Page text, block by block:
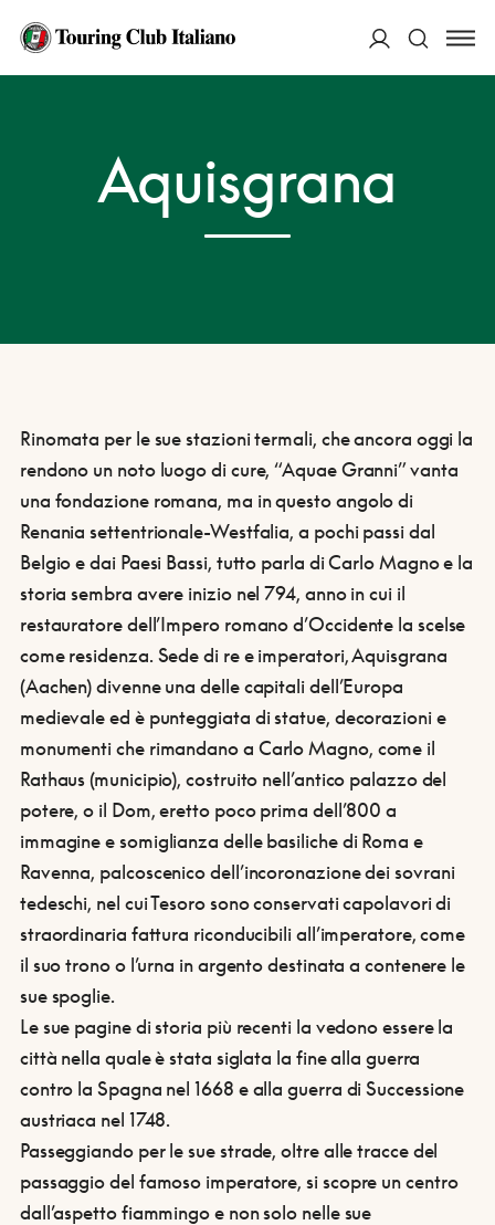
HOME
Aquisgrana
Rinomata per le sue stazioni termali, che ancora oggi la
rendono un noto luogo di cure, “Aquae Granni” vanta
una fondazione romana, ma in questo angolo di
Renania settentrionale-Westfalia, a pochi passi dal
Belgio e dai Paesi Bassi, tutto parla di Carlo Magno e la
storia sembra avere inizio nel 794, anno in cui il
restauratore dell’Impero romano d’Occidente la scelse
come residenza. Sede di re e imperatori, Aquisgrana
(Aachen) divenne una delle capitali dell’Europa
medievale ed è punteggiata di statue, decorazioni e
monumenti che rimandano a Carlo Magno, come il
Rathaus (municipio), costruito nell’antico palazzo del
potere, o il Dom, eretto poco prima dell’800 a
immagine e somiglianza delle basiliche di Roma e
Ravenna, palcoscenico dell’incoronazione dei sovrani
tedeschi, nel cui Tesoro sono conservati capolavori di
straordinaria fattura riconducibili all’imperatore, come
il suo trono o l’urna in argento destinata a contenere le
sue spoglie.
Le sue pagine di storia più recenti la vedono essere la
città nella quale è stata siglata la fine alla guerra
contro la Spagna nel 1668 e alla guerra di Successione
austriaca nel 1748.
Passeggiando per le sue strade, oltre alle tracce del
passaggio del famoso imperatore, si scopre un centro
dall’aspetto fiammingo e non solo nelle sue